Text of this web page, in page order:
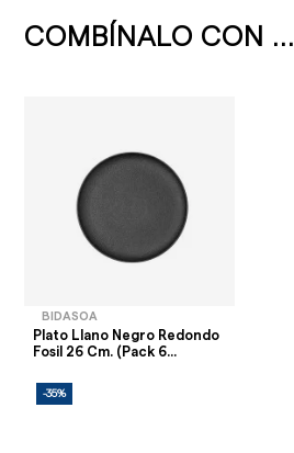
COMBÍNALO CON ...
BIDASOA
Plato Llano Negro Redondo
Fosil 26 Cm. (Pack 6...
-35%